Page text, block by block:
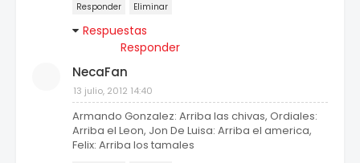
Responder Eliminar
Respuestas
Responder
NecaFan
13 julio, 2012 14:40
Armando Gonzalez: Arriba las chivas, Ordiales:
Arriba el Leon, Jon De Luisa: Arriba el america,
Felix: Arriba los tamales